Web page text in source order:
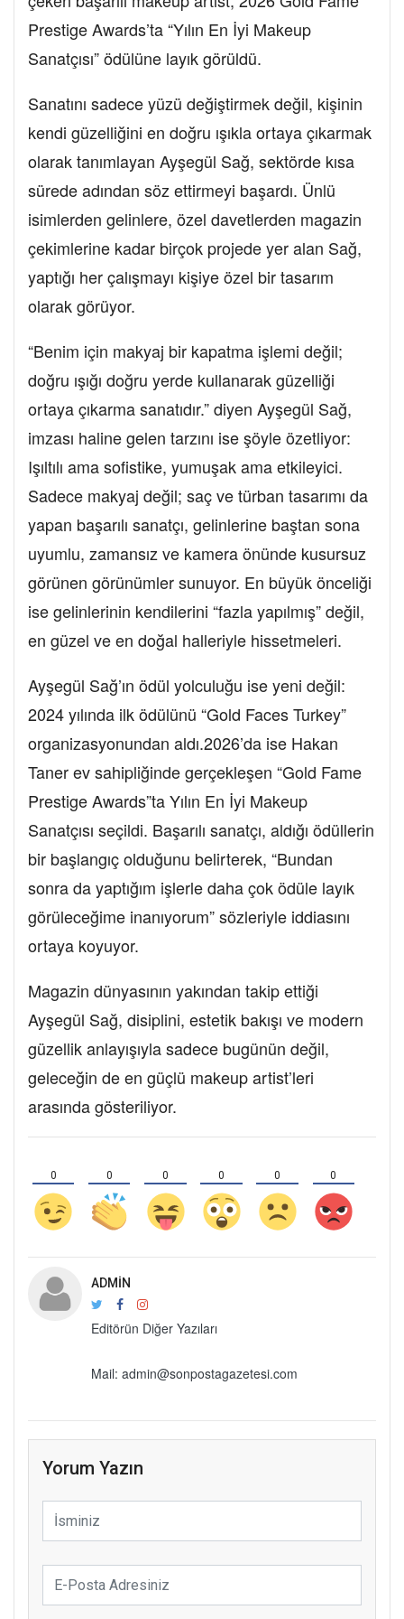
Prestige Awards’ta “Yılın En İyi Makeup
Sanatçısı” ödülüne layık görüldü.
Sanatını sadece yüzü değiştirmek değil, kişinin
kendi güzelliğini en doğru ışıkla ortaya çıkarmak
olarak tanımlayan Ayşegül Sağ, sektörde kısa
sürede adından söz ettirmeyi başardı. Ünlü
isimlerden gelinlere, özel davetlerden magazin
çekimlerine kadar birçok projede yer alan Sağ,
yaptığı her çalışmayı kişiye özel bir tasarım
olarak görüyor.
“Benim için makyaj bir kapatma işlemi değil;
doğru ışığı doğru yerde kullanarak güzelliği
ortaya çıkarma sanatıdır.” diyen Ayşegül Sağ,
imzası haline gelen tarzını ise şöyle özetliyor:
Işıltılı ama sofistike, yumuşak ama etkileyici.
Sadece makyaj değil; saç ve türban tasarımı da
yapan başarılı sanatçı, gelinlerine baştan sona
uyumlu, zamansız ve kamera önünde kusursuz
görünen görünümler sunuyor. En büyük önceliği
ise gelinlerinin kendilerini “fazla yapılmış” değil,
en güzel ve en doğal halleriyle hissetmeleri.
Ayşegül Sağ’ın ödül yolculuğu ise yeni değil:
2024 yılında ilk ödülünü “Gold Faces Turkey”
organizasyonundan aldı.2026’da ise Hakan
Taner ev sahipliğinde gerçekleşen “Gold Fame
Prestige Awards”ta Yılın En İyi Makeup
Sanatçısı seçildi. Başarılı sanatçı, aldığı ödüllerin
bir başlangıç olduğunu belirterek, “Bundan
sonra da yaptığım işlerle daha çok ödüle layık
görüleceğime inanıyorum” sözleriyle iddiasını
ortaya koyuyor.
Magazin dünyasının yakından takip ettiği
Ayşegül Sağ, disiplini, estetik bakışı ve modern
güzellik anlayışıyla sadece bugünün değil,
geleceğin de en güçlü makeup artist’leri
arasında gösteriliyor.
0 0 0 0 0 0
ADMIN
Editörün Diğer Yazıları
Mail: admin@sonpostagazetesi.com
Yorum Yazın